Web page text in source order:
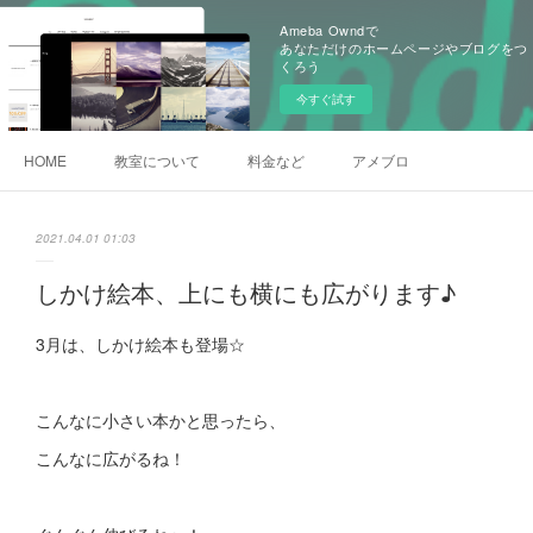
Ameba Owndで
あなただけのホームページやブログをつ
くろう
今すぐ試す
HOME 教室について 料金など アメブロ
2021.04.01 01:03
しかけ絵本、上にも横にも広がります♪
3月は、しかけ絵本も登場☆
こんなに小さい本かと思ったら、
こんなに広がるね！